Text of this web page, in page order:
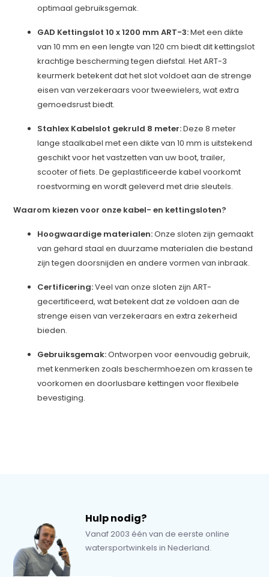
optimaal gebruiksgemak.
GAD Kettingslot 10 x 1200 mm ART-3:Met een dikte
van 10 mm en een lengte van 120 cm biedt dit kettingslot
krachtige bescherming tegen diefstal. Het ART-3
keurmerk betekent dat het slot voldoet aan de strenge
eisen van verzekeraars voor tweewielers, wat extra
gemoedsrust biedt.
Stahlex Kabelslot gekruld 8 meter:Deze 8 meter
lange staalkabel met een dikte van 10 mm is uitstekend
geschikt voor het vastzetten van uw boot, trailer,
scooter of fiets. De geplastificeerde kabel voorkomt
roestvorming en wordt geleverd met drie sleutels.
Waarom kiezen voor onze kabel- en kettingsloten?
Hoogwaardige materialen:Onze sloten zijn gemaakt
van gehard staal en duurzame materialen die bestand
zijn tegen doorsnijden en andere vormen van inbraak.
Certificering:Veel van onze sloten zijn ART-
gecertificeerd, wat betekent dat ze voldoen aan de
strenge eisen van verzekeraars en extra zekerheid
bieden.
Gebruiksgemak:Ontworpen voor eenvoudig gebruik,
met kenmerken zoals beschermhoezen om krassen te
voorkomen en doorlusbare kettingen voor flexibele
bevestiging.
Hulp nodig?
Vanaf 2003 één van de eerste online
watersportwinkels in Nederland.